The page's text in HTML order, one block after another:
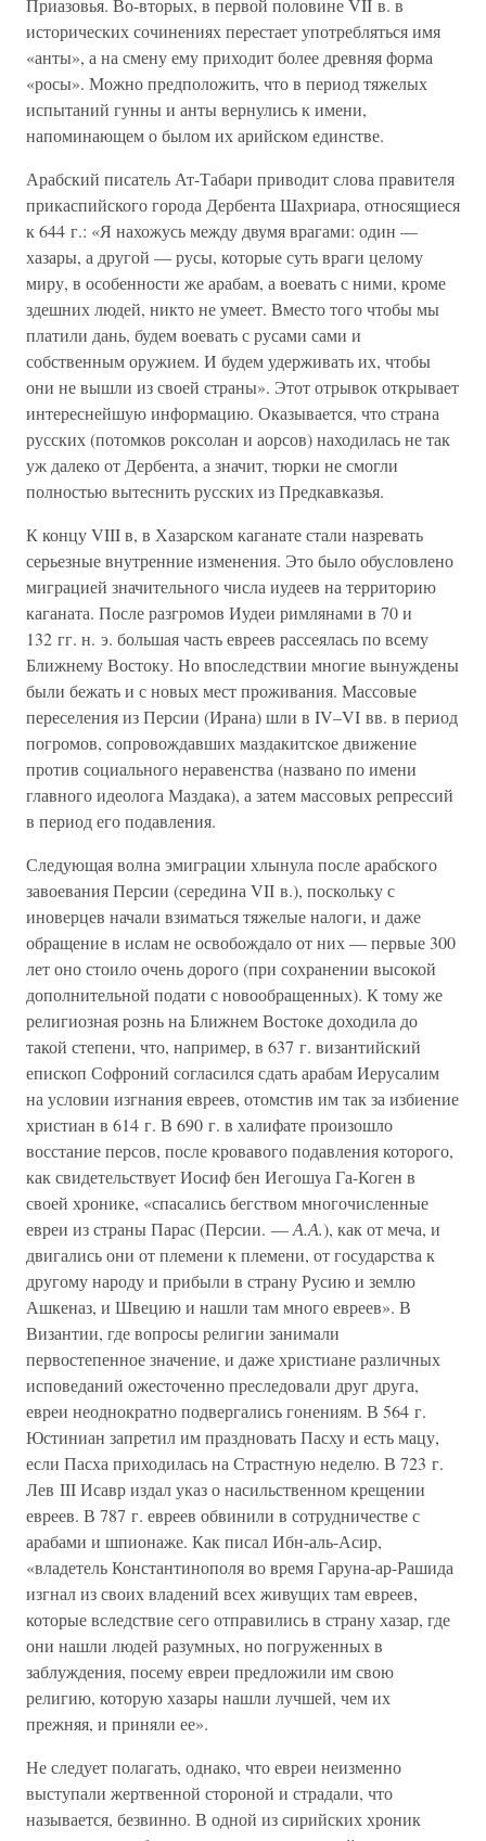
Приазовья. Во-вторых, в первой половине VII в. в
исторических сочинениях перестает употребляться имя
«анты», а на смену ему приходит более древняя форма
«росы». Можно предположить, что в период тяжелых
испытаний гунны и анты вернулись к имени,
напоминающем о былом их арийском единстве.
Арабский писатель Ат-Табари приводит слова правителя
прикаспийского города Дербента Шахриара, относящиеся
к 644 г.: «Я нахожусь между двумя врагами: один —
хазары, а другой — русы, которые суть враги целому
миру, в особенности же арабам, а воевать с ними, кроме
здешних людей, никто не умеет. Вместо того чтобы мы
платили дань, будем воевать с русами сами и
собственным оружием. И будем удерживать их, чтобы
они не вышли из своей страны». Этот отрывок открывает
интереснейшую информацию. Оказывается, что страна
русских (потомков роксолан и аорсов) находилась не так
уж далеко от Дербента, а значит, тюрки не смогли
полностью вытеснить русских из Предкавказья.
К концу VIII в, в Хазарском каганате стали назревать
серьезные внутренние изменения. Это было обусловлено
миграцией значительного числа иудеев на территорию
каганата. После разгромов Иудеи римлянами в 70 и
132 гг. н. э. большая часть евреев рассеялась по всему
Ближнему Востоку. Но впоследствии многие вынуждены
были бежать и с новых мест проживания. Массовые
переселения из Персии (Ирана) шли в IV–VI вв. в период
погромов, сопровождавших маздакитское движение
против социального неравенства (названо по имени
главного идеолога Маздака), а затем массовых репрессий
в период его подавления.
Следующая волна эмиграции хлынула после арабского
завоевания Персии (середина VII в.), поскольку с
иноверцев начали взиматься тяжелые налоги, и даже
обращение в ислам не освобождало от них — первые 300
лет оно стоило очень дорого (при сохранении высокой
дополнительной подати с новообращенных). К тому же
религиозная рознь на Ближнем Востоке доходила до
такой степени, что, например, в 637 г. византийский
епископ Софроний согласился сдать арабам Иерусалим
на условии изгнания евреев, отомстив им так за избиение
христиан в 614 г. В 690 г. в халифате произошло
восстание персов, после кровавого подавления которого,
как свидетельствует Иосиф бен Иегошуа Га-Коген в
своей хронике, «спасались бегством многочисленные
евреи из страны Парас (Персии. —А.А.), как от меча, и
двигались они от племени к племени, от государства к
другому народу и прибыли в страну Русию и землю
Ашкеназ, и Швецию и нашли там много евреев». В
Византии, где вопросы религии занимали
первостепенное значение, и даже христиане различных
исповеданий ожесточенно преследовали друг друга,
евреи неоднократно подвергались гонениям. В 564 г.
Юстиниан запретил им праздновать Пасху и есть мацу,
если Пасха приходилась на Страстную неделю. В 723 г.
Лев III Исавр издал указ о насильственном крещении
евреев. В 787 г. евреев обвинили в сотрудничестве с
арабами и шпионаже. Как писал Ибн-аль-Асир,
«владетель Константинополя во время Гаруна-ар-Рашида
изгнал из своих владений всех живущих там евреев,
которые вследствие сего отправились в страну хазар, где
они нашли людей разумных, но погруженных в
заблуждения, посему евреи предложили им свою
религию, которую хазары нашли лучшей, чем их
прежняя, и приняли ее».
Не следует полагать, однако, что евреи неизменно
выступали жертвенной стороной и страдали, что
называется, безвинно. В одной из сирийских хроник